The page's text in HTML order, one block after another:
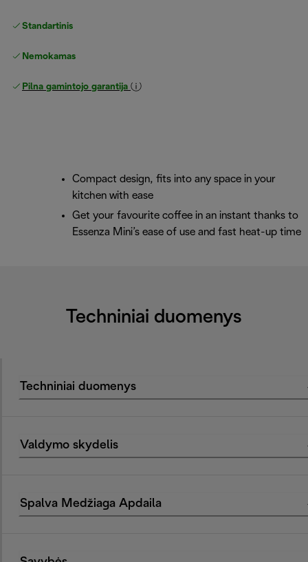
Standartinis nemokamas
Nemokamas grąžinimas
Pilna gamintojo garantija
Compact design, fits into any space in your
kitchen with ease
Get your favourite coffee in an instant thanks to
Essenza Mini’s ease of use and fast heat-up time
Techniniai duomenys
Techniniai duomenys
Valdymo skydelis
Spalva Medžiaga Apdaila